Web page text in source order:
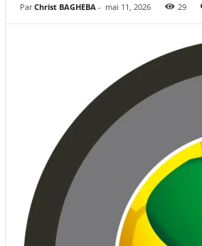
Par Christ BAGHEBA- mai 11, 2026 29